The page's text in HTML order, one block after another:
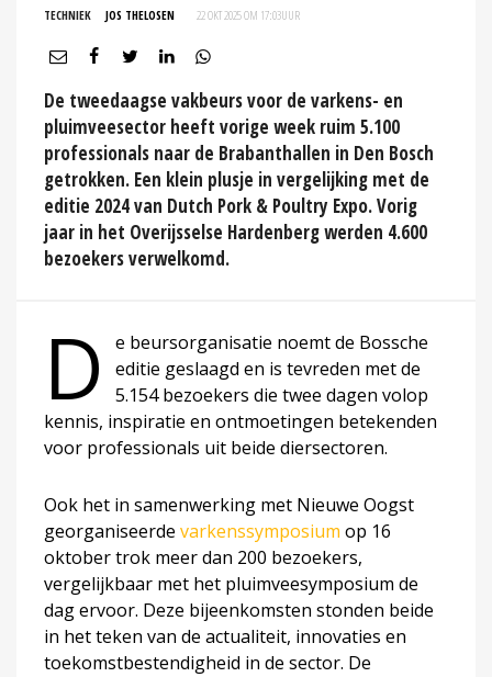
TECHNIEK JOS THELOSEN 22 OKT 2025 OM 17:03UUR
De tweedaagse vakbeurs voor de varkens- en
pluimveesector heeft vorige week ruim 5.100
professionals naar de Brabanthallen in Den Bosch
getrokken. Een klein plusje in vergelijking met de
editie 2024 van Dutch Pork & Poultry Expo. Vorig
jaar in het Overijsselse Hardenberg werden 4.600
bezoekers verwelkomd.
D
e beursorganisatie noemt de Bossche
editie geslaagd en is tevreden met de
5.154 bezoekers die twee dagen volop
kennis, inspiratie en ontmoetingen betekenden
voor professionals uit beide diersectoren.
Ook het in samenwerking met Nieuwe Oogst
georganiseerde varkenssymposium op 16
oktober trok meer dan 200 bezoekers,
vergelijkbaar met het pluimveesymposium de
dag ervoor. Deze bijeenkomsten stonden beide
in het teken van de actualiteit, innovaties en
toekomstbestendigheid in de sector. De